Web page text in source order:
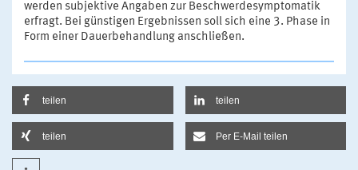
werden subjektive Angaben zur Beschwerdesymptomatik
erfragt. Bei günstigen Ergebnissen soll sich eine 3. Phase in
Form einer Dauerbehandlung anschließen.
teilen teilen
teilen Per E-Mail teilen